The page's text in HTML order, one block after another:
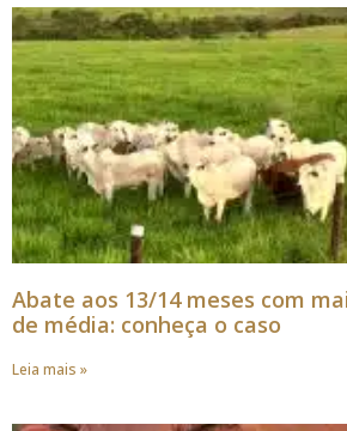
Abate aos 13/14 meses com
de média: conheça o caso
Leia mais »